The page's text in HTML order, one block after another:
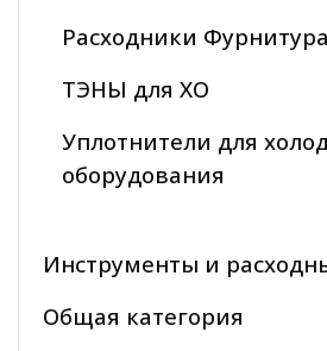
Расходники Фурнитура
ТЭНЫ для ХО
Уплотнители для
оборудования
Инструменты и
Общая категория